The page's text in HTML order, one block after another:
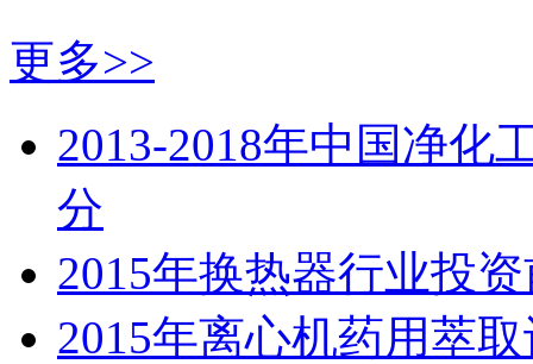
更多>>
2013-2018年中国净化
分
2015年换热器行业投
2015年离心机药用萃